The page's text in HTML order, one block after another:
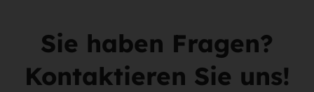
Sie haben Fragen?
Kontaktieren Sie uns!